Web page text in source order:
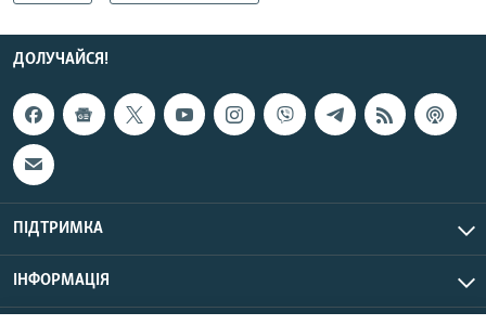
ДОЛУЧАЙСЯ!
ПІДТРИМКА
ІНФОРМАЦІЯ